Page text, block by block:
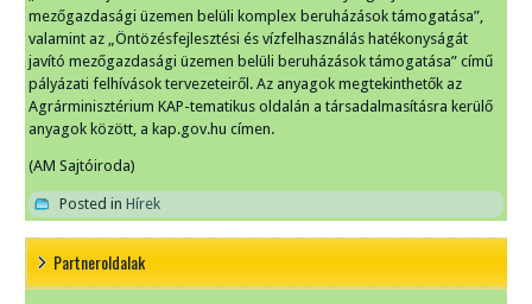
mezőgazdasági üzemen belüli komplex beruházások támogatása”,
valamint az „Öntözésfejlesztési és vízfelhasználás hatékonyságát
javító mezőgazdasági üzemen belüli beruházások támogatása” című
pályázati felhívások tervezeteiről. Az anyagok megtekinthetők az
Agrárminisztérium KAP-tematikus oldalán a társadalmasításra kerülő
anyagok között, a kap.gov.hu címen.
(AM Sajtóiroda)
Posted in Hírek
Partneroldalak